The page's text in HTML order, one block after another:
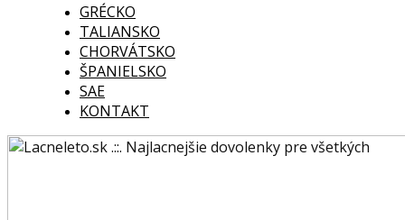
GRÉCKO
TALIANSKO
CHORVÁTSKO
ŠPANIELSKO
SAE
KONTAKT